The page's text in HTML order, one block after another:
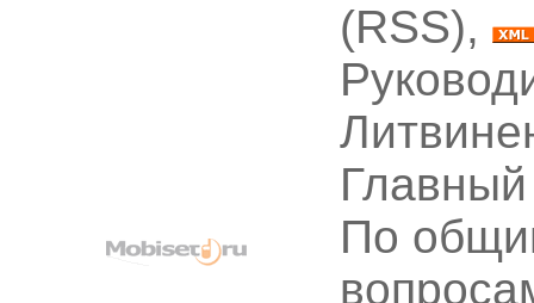
(RSS),
По